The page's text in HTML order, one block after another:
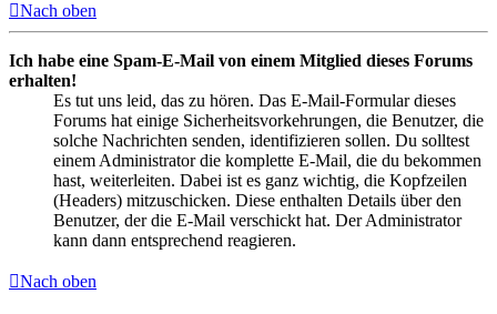
Nach oben
Ich habe eine Spam-E-Mail von einem Mitglied dieses Forums
erhalten!
Es tut uns leid, das zu hören. Das E-Mail-Formular dieses
Forums hat einige Sicherheitsvorkehrungen, die Benutzer, die
solche Nachrichten senden, identifizieren sollen. Du solltest
einem Administrator die komplette E-Mail, die du bekommen
hast, weiterleiten. Dabei ist es ganz wichtig, die Kopfzeilen
(Headers) mitzuschicken. Diese enthalten Details über den
Benutzer, der die E-Mail verschickt hat. Der Administrator
kann dann entsprechend reagieren.
Nach oben